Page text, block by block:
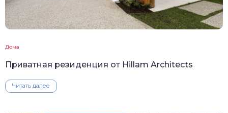
Дома
Приватная резиденция от Hillam Architects
Читать далее